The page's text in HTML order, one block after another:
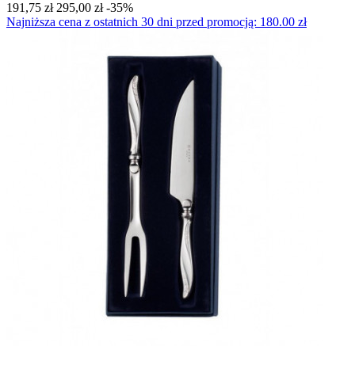
191,75 zł 295,00 zł -35%
Najniższa cena z ostatnich 30 dni przed promocją: 180.00 zł